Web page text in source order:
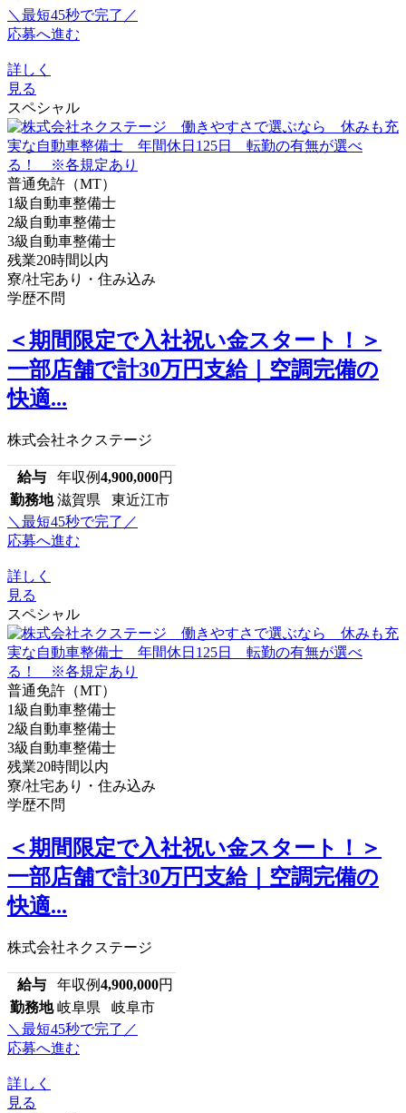
＼最短45秒で完了／
応募へ進む
詳しく
見る
スペシャル
普通免許（MT）
1級自動車整備士
2級自動車整備士
3級自動車整備士
残業20時間以内
寮/社宅あり・住み込み
学歴不問
＜期間限定で入社祝い金スタート！＞
一部店舗で計30万円支給｜空調完備の
快適...
株式会社ネクステージ
給与 年収例4,900,000円
勤務地 滋賀県 東近江市
＼最短45秒で完了／
応募へ進む
詳しく
見る
スペシャル
普通免許（MT）
1級自動車整備士
2級自動車整備士
3級自動車整備士
残業20時間以内
寮/社宅あり・住み込み
学歴不問
＜期間限定で入社祝い金スタート！＞
一部店舗で計30万円支給｜空調完備の
快適...
株式会社ネクステージ
給与 年収例4,900,000円
勤務地 岐阜県 岐阜市
＼最短45秒で完了／
応募へ進む
詳しく
見る